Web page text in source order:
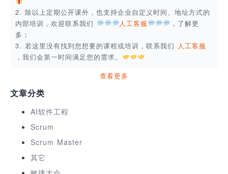
2. 除以上定期公开课外，也支持企业自定义时间、地址方式的
内部培训，欢迎联系我们
人工客服
，了解更
多；
3. 若这里没有找到您想要的课程或培训，联系我们 人工客服
，我们会第一时间满足您的需求。
查看更多
文章分类
AI软件工程
Scrum
Scrum Master
其它